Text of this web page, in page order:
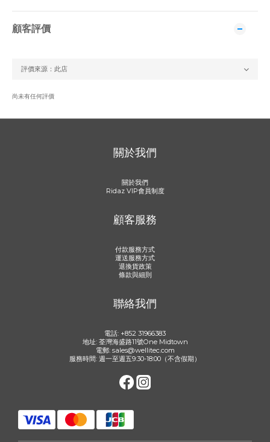
顧客評價
尚未有任何評價
關於我們
關於我們
Ridaz VIP會員制度
顧客服務
付款服務方式
運送服務方式
退換貨政策
條款與細則
聯絡我們
電話: +852 31966383
地址: 荃灣海盛路11號One Midtown
電郵: sales@wellitec.com
服務時間: 週一至週五9:30-18:00（不含假期）